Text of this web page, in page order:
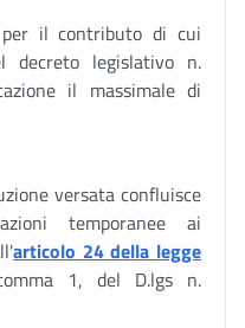
il contributo di cui
decreto legislativo n.
il massimale di
versata confluisce
temporanee ai
articolo 24 della legge
1, del D.lgs n.